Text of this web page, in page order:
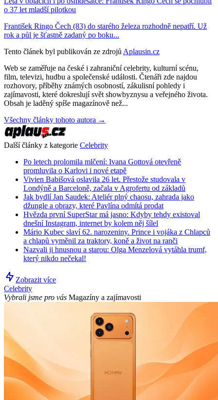
o 37 let mladší pilotkou
František Ringo Čech (83) do starého železa rozhodně nepatří. Už
rok a půl je šťastně zadaný po boku...
Tento článek byl publikován ze zdrojů Aplausin.cz
Web se zaměřuje na české i zahraniční celebrity, kulturní scénu,
film, televizi, hudbu a společenské události. Čtenáři zde najdou
rozhovory, příběhy známých osobností, zákulisní pohledy i
zajímavosti, které dokreslují svět showbyznysu a veřejného života.
Obsah je laděný spíše magazínově než...
Všechny články tohoto autora →
Další články z kategorie Celebrity
Po letech prolomila mlčení: Ivana Gottová otevřeně
promluvila o Karlovi i nové etapě
Vivien Babišová oslavila 26 let. Přestože studovala v
Londýně a Barceloně, začala v Agrofertu od základů
Jak bydlí Jan Saudek: Ateliér plný chaosu, zahrada jako
džungle a obrazy, které Pavlína odmítá prodat
Hvězda první SuperStar má jasno: Kdyby tehdy existoval
dnešní Instagram, internet by kolem něj šílel
Mário Kubec slaví 62. narozeniny. Prince i vojáka z Chlapců
a chlapů vyměnil za traktory, koně a život na ranči
Nazvali ji hnusnou a starou: Olga Menzelová vytáhla trumf,
který nikdo nečekal!
Zobrazit více
Celebrity
Vybrali jsme pro vás Magazíny a zajímavosti